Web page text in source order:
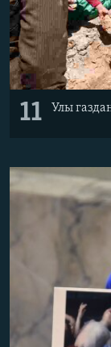
11 Улы